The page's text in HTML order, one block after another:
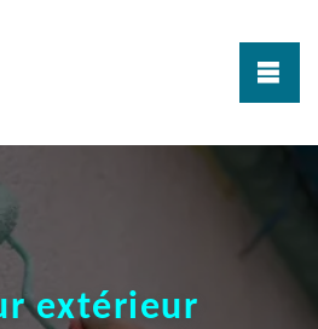
extérieur